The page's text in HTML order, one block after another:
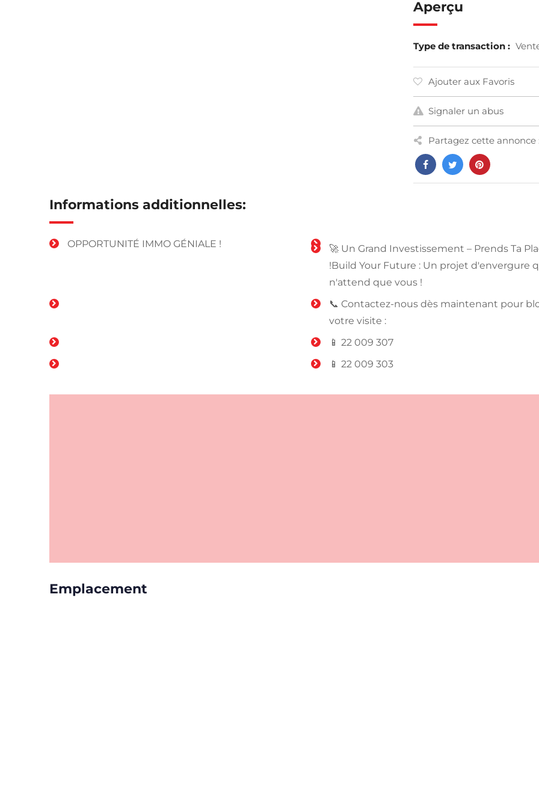
Aperçu
Type de transaction :
Ajouter aux Favoris
Signaler un abus
Partagez cette annonce
Informations additionnelles:
OPPORTUNITÉ IMMO GÉNIALE !
🚀 Un Grand Investissement – Prends Ta
!Build Your Future : Un projet d'envergure
n'attend que vous !
📞 Contactez-nous dès maintenant pour
votre visite :
📱 22 009 307
📱 22 009 303
Emplacement